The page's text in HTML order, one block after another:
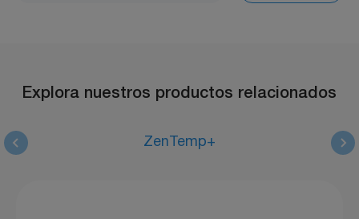
Explora nuestros productos relacionados
ZenTemp+